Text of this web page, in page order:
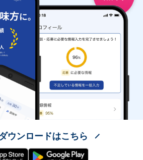
ウンロードはこちら